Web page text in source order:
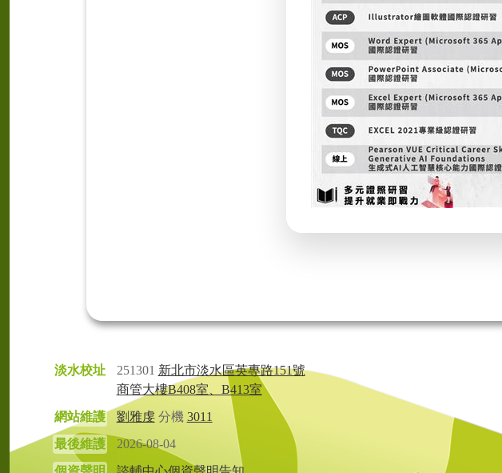
淡水校址 251301 新北市淡水區英專路151號
商管大樓B408室、B413室
網站維護
劉雅虔分機 3011
最後維護
2026-08-04